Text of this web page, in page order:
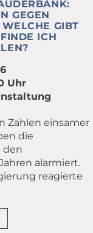
GEGEN E
GIBT E
ICH A
Uhr
Zahlen einsamer
die
den
alarmiert.
reagierte